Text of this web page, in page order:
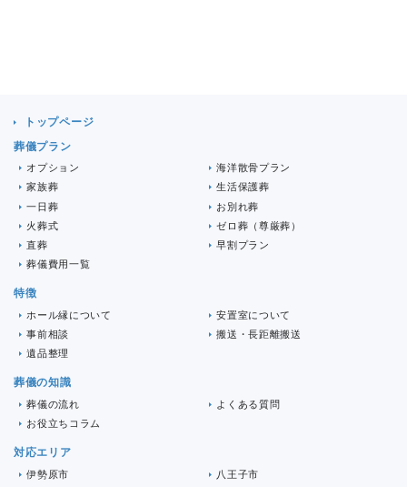
トップページ
葬儀プラン
オプション
海洋散骨プラン
家族葬
生活保護葬
一日葬
お別れ葬
火葬式
ゼロ葬（尊厳葬）
直葬
早割プラン
葬儀費用一覧
特徴
ホール縁について
安置室について
事前相談
搬送・長距離搬送
遺品整理
葬儀の知識
葬儀の流れ
よくある質問
お役立ちコラム
対応エリア
伊勢原市
八王子市